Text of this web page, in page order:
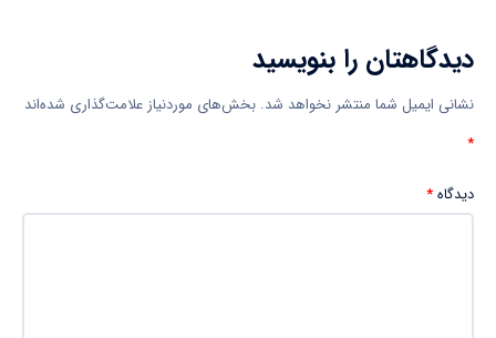
دیدگاهتان را بنویسید
نشانی ایمیل شما منتشر نخواهد شد. بخش‌های موردنیاز علامت‌گذاری شده‌اند
*
دیدگاه*